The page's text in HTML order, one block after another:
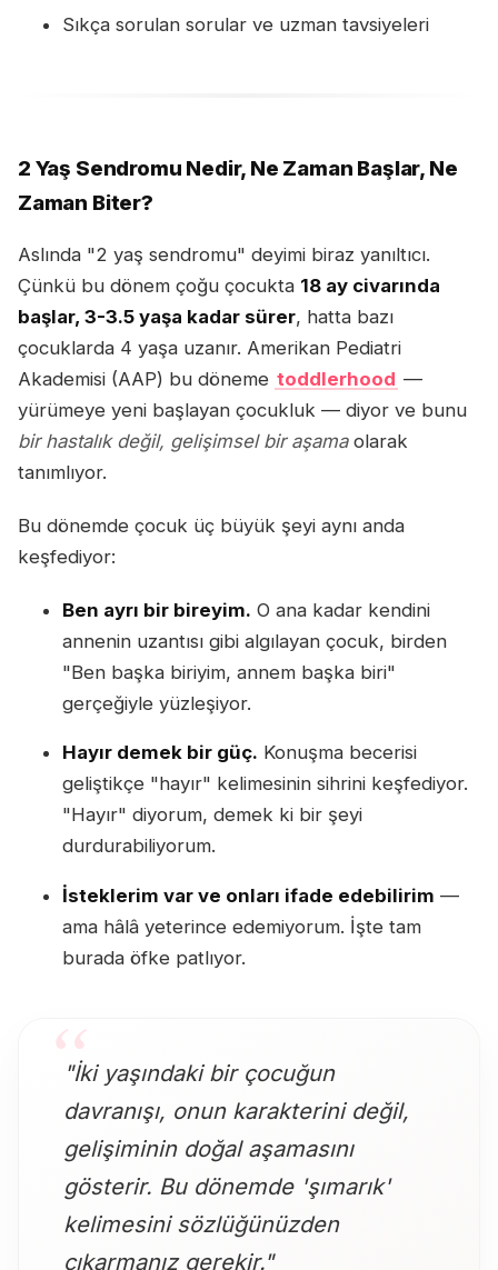
Sıkça sorulan sorular ve uzman tavsiyeleri
2 Yaş Sendromu Nedir, Ne Zaman Başlar, Ne
Zaman Biter?
Aslında "2 yaş sendromu" deyimi biraz yanıltıcı.
Çünkü bu dönem çoğu çocukta 18 ay civarında
başlar, 3-3.5 yaşa kadar sürer, hatta bazı
çocuklarda 4 yaşa uzanır. Amerikan Pediatri
Akademisi (AAP) bu döneme toddlerhood —
yürümeye yeni başlayan çocukluk — diyor ve bunu
bir hastalık değil, gelişimsel bir aşamaolarak
tanımlıyor.
Bu dönemde çocuk üç büyük şeyi aynı anda
keşfediyor:
Ben ayrı bir bireyim. O ana kadar kendini
annenin uzantısı gibi algılayan çocuk, birden
"Ben başka biriyim, annem başka biri"
gerçeğiyle yüzleşiyor.
Hayır demek bir güç. Konuşma becerisi
geliştikçe "hayır" kelimesinin sihrini keşfediyor.
"Hayır" diyorum, demek ki bir şeyi
durdurabiliyorum.
İsteklerim var ve onları ifade edebilirim —
ama hâlâ yeterince edemiyorum. İşte tam
burada öfke patlıyor.
"İki yaşındaki bir çocuğun
davranışı, onun karakterini değil,
gelişiminin doğal aşamasını
gösterir. Bu dönemde 'şımarık'
kelimesini sözlüğünüzden
çıkarmanız gerekir."